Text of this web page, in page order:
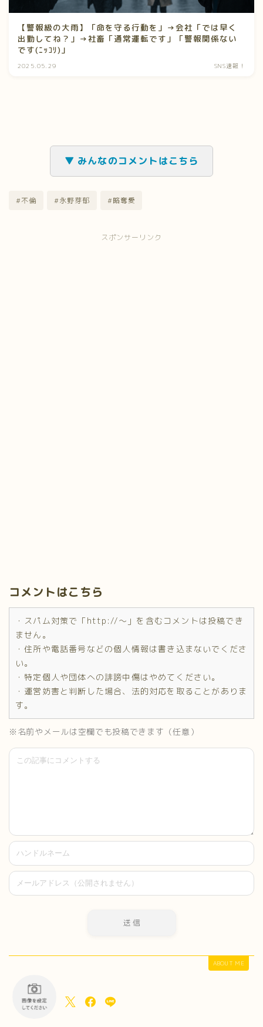
【警報級の大雨】「命を守る行動を」→会社「では早く
出勤してね？」→社畜「通常運転です」「警報関係ない
です(ﾆｯｺﾘ)」
2025.05.29 SNS速報！
▼ みんなのコメントはこちら
#不倫 #永野芽郁 #略奪愛
スポンサーリンク
コメントはこちら
・スパム対策で「http://～」を含むコメントは投稿でき
ません。
・住所や電話番号などの個人情報は書き込まないでくださ
い。
・特定個人や団体への誹謗中傷はやめてください。
・運営妨害と判断した場合、法的対応を取ることがありま
す。
※名前やメールは空欄でも投稿できます（任意）
ABOUT ME